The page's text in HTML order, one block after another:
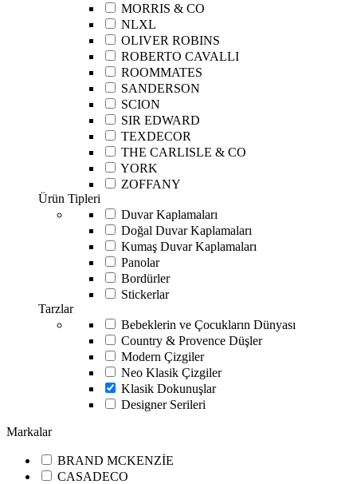
MORRIS & CO
NLXL
OLIVER ROBINS
ROBERTO CAVALLI
ROOMMATES
SANDERSON
SCION
SIR EDWARD
TEXDECOR
THE CARLISLE & CO
YORK
ZOFFANY
Ürün Tipleri
Duvar Kaplamaları
Doğal Duvar Kaplamaları
Kumaş Duvar Kaplamaları
Panolar
Bordürler
Stickerlar
Tarzlar
Bebeklerin ve Çocukların Dünyası
Country & Provence Düşler
Modern Çizgiler
Neo Klasik Çizgiler
Klasik Dokunuşlar
Designer Serileri
Markalar
BRAND MCKENZİE
CASADECO